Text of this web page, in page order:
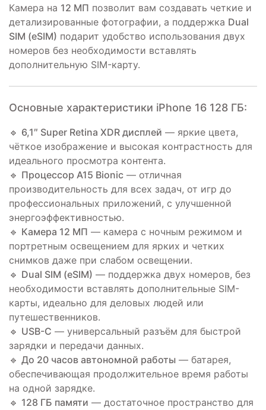
Камера на 12 МП позволит вам создавать четкие и
детализированные фотографии, а поддержка Dual
SIM (eSIM) подарит удобство использования двух
номеров без необходимости вставлять
дополнительную SIM-карту.
Основные характеристики iPhone 16 128 ГБ:
🔹 6,1″ Super Retina XDR дисплей — яркие цвета,
чёткое изображение и высокая контрастность для
идеального просмотра контента.
🔹 Процессор A15 Bionic — отличная
производительность для всех задач, от игр до
профессиональных приложений, с улучшенной
энергоэффективностью.
🔹 Камера 12 МП — камера с ночным режимом и
портретным освещением для ярких и четких
снимков даже при слабом освещении.
🔹 Dual SIM (eSIM) — поддержка двух номеров, без
необходимости вставлять дополнительные SIM-
карты, идеально для деловых людей или
путешественников.
🔹 USB-C — универсальный разъём для быстрой
зарядки и передачи данных.
🔹 До 20 часов автономной работы — батарея,
обеспечивающая продолжительное время работы
на одной зарядке.
🔹 128 ГБ памяти — достаточное пространство для